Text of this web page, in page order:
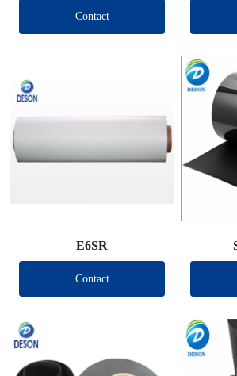
Contact
E6SR
Contact